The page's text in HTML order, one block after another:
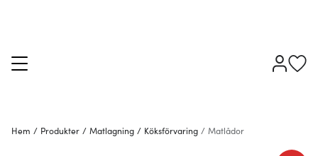
Hem / Produkter / Matlagning / Köksförvaring / Matlådor